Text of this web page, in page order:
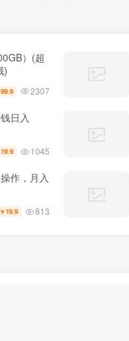
）(超
)
99.9 2307
日入
19.9 1045
作，月入
￥ 19.9 813